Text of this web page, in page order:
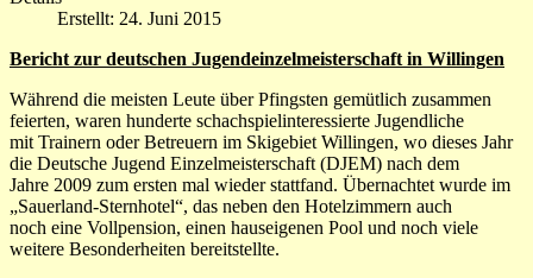
Erstellt: 24. Juni 2015
Bericht zur deutschen Jugendeinzelmeisterschaft in Willingen
Während die meisten Leute über Pfingsten gemütlich zusammen
feierten, waren hunderte schachspielinteressierte Jugendliche
mit Trainern oder Betreuern im Skigebiet Willingen, wo dieses Jahr
die Deutsche Jugend Einzelmeisterschaft (DJEM) nach dem
Jahre 2009 zum ersten mal wieder stattfand. Übernachtet wurde im
„Sauerland-Sternhotel“, das neben den Hotelzimmern auch
noch eine Vollpension, einen hauseigenen Pool und noch viele
weitere Besonderheiten bereitstellte.